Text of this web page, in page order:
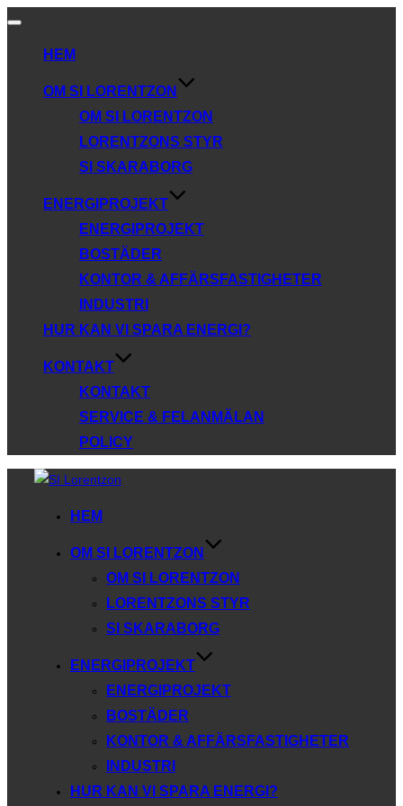
Slå
navigering
HEM
OM SI LORENTZON
OM SI LORENTZON
LORENTZONS STYR
SI SKARABORG
ENERGIPROJEKT
ENERGIPROJEKT
BOSTÄDER
KONTOR & AFFÄRSFASTIGHETER
INDUSTRI
HUR KAN VI SPARA ENERGI?
KONTAKT
KONTAKT
SERVICE & FELANMÄLAN
POLICY
Hoppa
HEM
OM SI LORENTZON
OM SI LORENTZON
LORENTZONS STYR
SI SKARABORG
ENERGIPROJEKT
ENERGIPROJEKT
BOSTÄDER
KONTOR & AFFÄRSFASTIGHETER
INDUSTRI
HUR KAN VI SPARA ENERGI?